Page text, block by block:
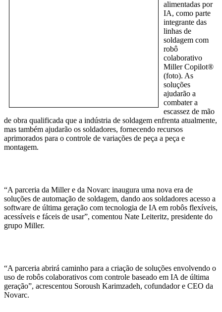
alimentadas por
IA, como parte
integrante das
linhas de
soldagem com
robô
colaborativo
Miller Copilot®
(foto). As
soluções
ajudarão a
combater a
escassez de mão
de obra qualificada que a indústria de soldagem enfrenta atualmente,
mas também ajudarão os soldadores, fornecendo recursos
aprimorados para o controle de variações de peça a peça e
montagem.
“A parceria da Miller e da Novarc inaugura uma nova era de
soluções de automação de soldagem, dando aos soldadores acesso a
software de última geração com tecnologia de IA em robôs flexíveis,
acessíveis e fáceis de usar”, comentou Nate Leiteritz, presidente do
grupo Miller.
“A parceria abrirá caminho para a criação de soluções envolvendo o
uso de robôs colaborativos com controle baseado em IA de última
geração”, acrescentou Soroush Karimzadeh, cofundador e CEO da
Novarc.